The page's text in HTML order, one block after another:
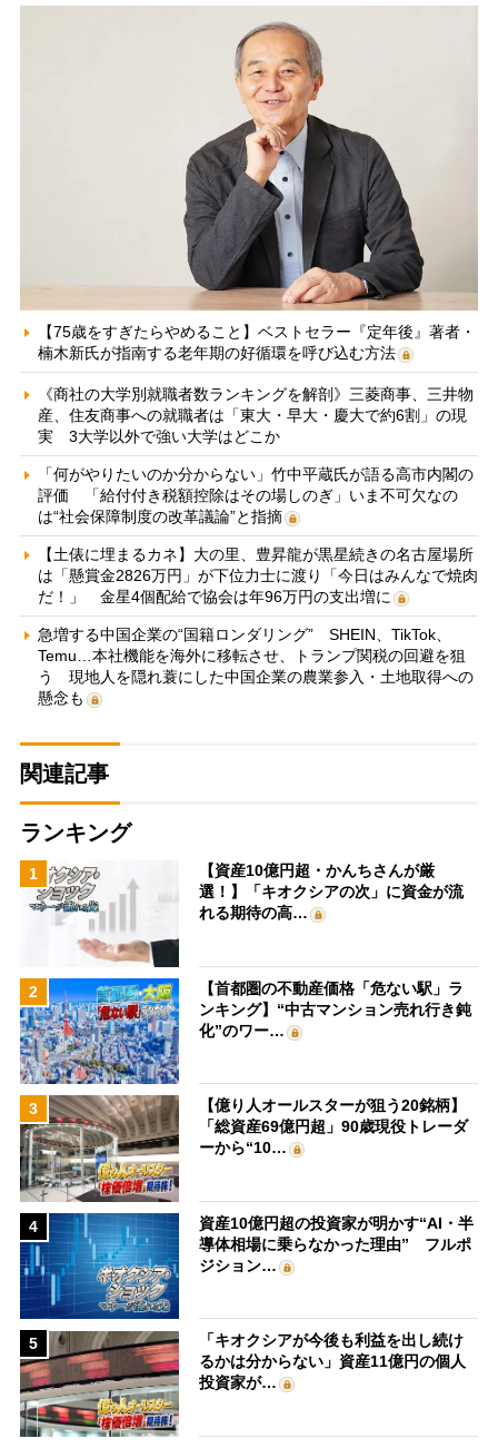
【75歳をすぎたらやめること】ベストセラー『定年後』著者・
楠木新氏が指南する老年期の好循環を呼び込む方法
《商社の大学別就職者数ランキングを解剖》三菱商事、三井物
産、住友商事への就職者は「東大・早大・慶大で約6割」の現
実 3大学以外で強い大学はどこか
「何がやりたいのか分からない」竹中平蔵氏が語る高市内閣の
評価 「給付付き税額控除はその場しのぎ」いま不可欠なの
は“社会保障制度の改革議論”と指摘
【土俵に埋まるカネ】大の里、豊昇龍が黒星続きの名古屋場所
は「懸賞金2826万円」が下位力士に渡り「今日はみんなで焼肉
だ！」 金星4個配給で協会は年96万円の支出増に
急増する中国企業の“国籍ロンダリング” SHEIN、TikTok、
Temu…本社機能を海外に移転させ、トランプ関税の回避を狙
う 現地人を隠れ蓑にした中国企業の農業参入・土地取得への
懸念も
関連記事
ランキング
1
【資産10億円超・かんちさんが厳
選！】「キオクシアの次」に資金が流
れる期待の高…
2
【首都圏の不動産価格「危ない駅」ラ
ンキング】“中古マンション売れ行き鈍
化”のワー…
3
【億り人オールスターが狙う20銘柄】
「総資産69億円超」90歳現役トレーダ
ーから“10…
4
資産10億円超の投資家が明かす“AI・半
導体相場に乗らなかった理由” フルポ
ジション…
5
「キオクシアが今後も利益を出し続け
るかは分からない」資産11億円の個人
投資家が…